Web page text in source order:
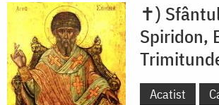
✝)
Spiridon,
Acatist